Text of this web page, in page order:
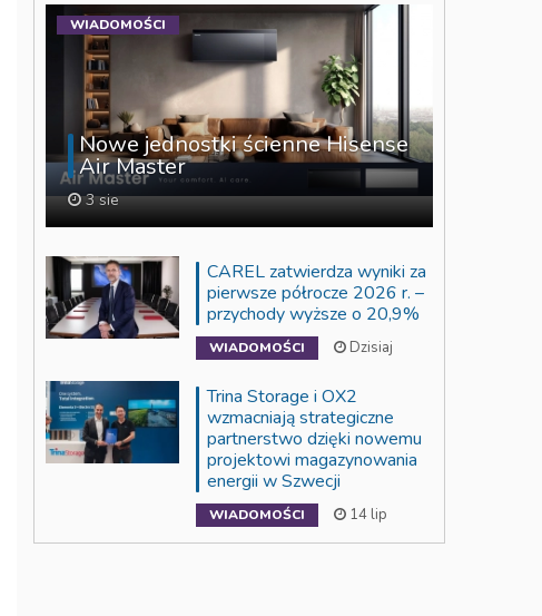
Nowe jednostki ścienne Hisense
Air Master
3 sie
WIADOMOŚCI
CAREL zatwierdza wyniki za
pierwsze półrocze 2026 r. –
przychody wyższe o 20,9%
WIADOMOŚCI Dzisiaj
Trina Storage i OX2
wzmacniają strategiczne
partnerstwo dzięki nowemu
projektowi magazynowania
energii w Szwecji
WIADOMOŚCI 14 lip